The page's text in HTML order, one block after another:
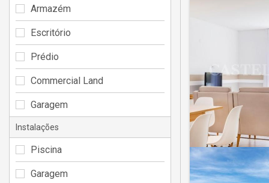
Armazém
Escritório
Prédio
Commercial Land
Garagem
Instalações
Piscina
Garagem